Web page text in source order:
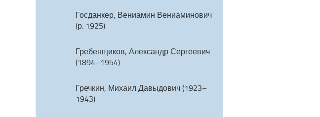
Госданкер, Вениамин Вениаминович
(р. 1925)
Гребенщиков, Александр Сергеевич
(1894–1954)
Гречкин, Михаил Давыдович (1923–
1943)